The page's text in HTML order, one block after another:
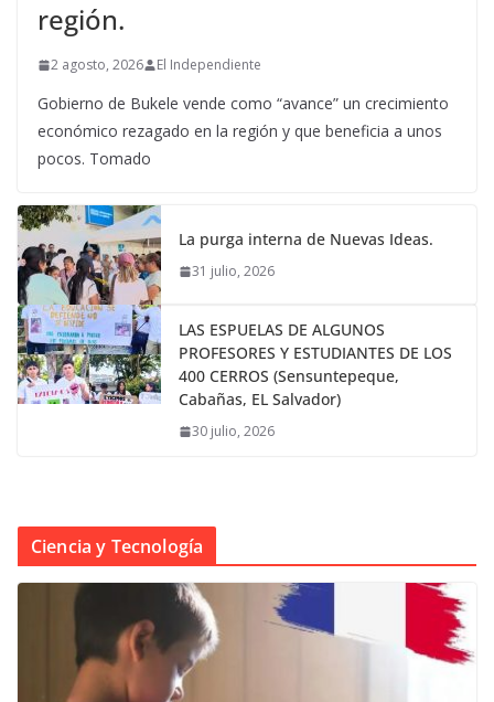
región.
2 agosto, 2026 El Independiente
Gobierno de Bukele vende como “avance” un crecimiento
económico rezagado en la región y que beneficia a unos
pocos. Tomado
La purga interna de Nuevas Ideas.
31 julio, 2026
LAS ESPUELAS DE ALGUNOS
PROFESORES Y ESTUDIANTES DE LOS
400 CERROS (Sensuntepeque,
Cabañas, EL Salvador)
30 julio, 2026
Ciencia y Tecnología